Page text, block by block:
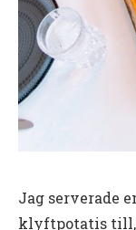
Jag serverade
klyftpotatis till,